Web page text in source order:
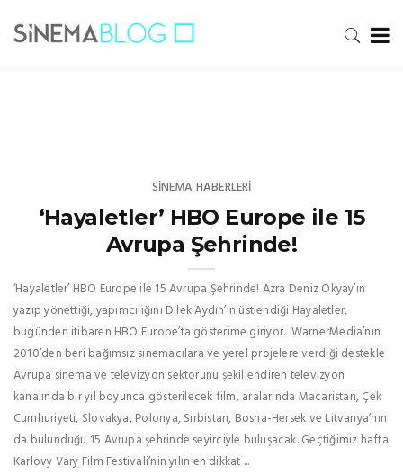
SINEMA HABERLERI
‘Hayaletler’ HBO Europe ile 15
Avrupa Şehrinde!
‘Hayaletler’ HBO Europe ile 15 Avrupa Şehrinde! Azra Deniz Okyay’ın
yazıp yönettiği, yapımcılığını Dilek Aydın’ın üstlendiği Hayaletler,
bugünden itibaren HBO Europe’ta gösterime giriyor. WarnerMedia’nın
2010’den beri bağımsız sinemacılara ve yerel projelere verdiği destekle
Avrupa sinema ve televizyon sektörünü şekillendiren televizyon
kanalında bir yıl boyunca gösterilecek film, aralarında Macaristan, Çek
Cumhuriyeti, Slovakya, Polonya, Sırbistan, Bosna-Hersek ve Litvanya’nın
da bulunduğu 15 Avrupa şehrinde seyirciyle buluşacak. Geçtiğimiz hafta
Karlovy Vary Film Festivali’nin yılın en dikkat ...